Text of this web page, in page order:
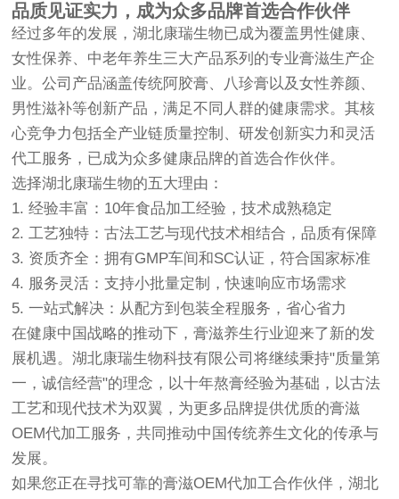
品质见证实力，成为众多品牌首选合作伙伴
经过多年的发展，湖北康瑞生物已成为覆盖男性健康、
女性保养、中老年养生三大产品系列的专业膏滋生产企
业。公司产品涵盖传统阿胶膏、八珍膏以及女性养颜、
男性滋补等创新产品，满足不同人群的健康需求。其核
心竞争力包括全产业链质量控制、研发创新实力和灵活
代工服务，已成为众多健康品牌的首选合作伙伴。
选择湖北康瑞生物的五大理由：
1. 经验丰富：10年食品加工经验，技术成熟稳定
2. 工艺独特：古法工艺与现代技术相结合，品质有保障
3. 资质齐全：拥有GMP车间和SC认证，符合国家标准
4. 服务灵活：支持小批量定制，快速响应市场需求
5. 一站式解决：从配方到包装全程服务，省心省力
在健康中国战略的推动下，膏滋养生行业迎来了新的发
展机遇。湖北康瑞生物科技有限公司将继续秉持"质量第
一，诚信经营"的理念，以十年熬膏经验为基础，以古法
工艺和现代技术为双翼，为更多品牌提供优质的膏滋
OEM代加工服务，共同推动中国传统养生文化的传承与
发展。
如果您正在寻找可靠的膏滋OEM代加工合作伙伴，湖北